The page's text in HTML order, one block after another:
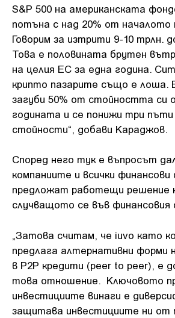
S&P 500 на американската
потъна с над 20% от началото
Говорим за изтрити 9-10 трлн.
Това е половината брутен
на целия ЕС за една година.
крипто пазарите също е лоша.
загуби 50% от стойността си
годината и се понижи три
стойности“, добави Караджов.
Според него тук е въпросът
компаниите и всички
предложат работещи решение
случващото се във финансовия
„Затова считам, че iuvo като
предлага алтернативни форми
в P2P кредити (peer to peer), е
това отношение. Ключовото
инвестициите винаги е
защитава инвестициите ни от